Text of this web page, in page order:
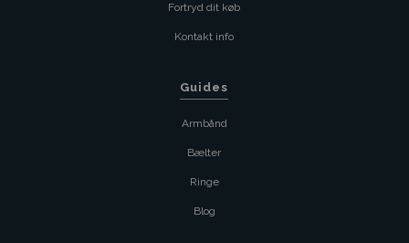
Fortryd dit køb
Kontakt info
Guides
Armbånd
Bælter
Ringe
Blog